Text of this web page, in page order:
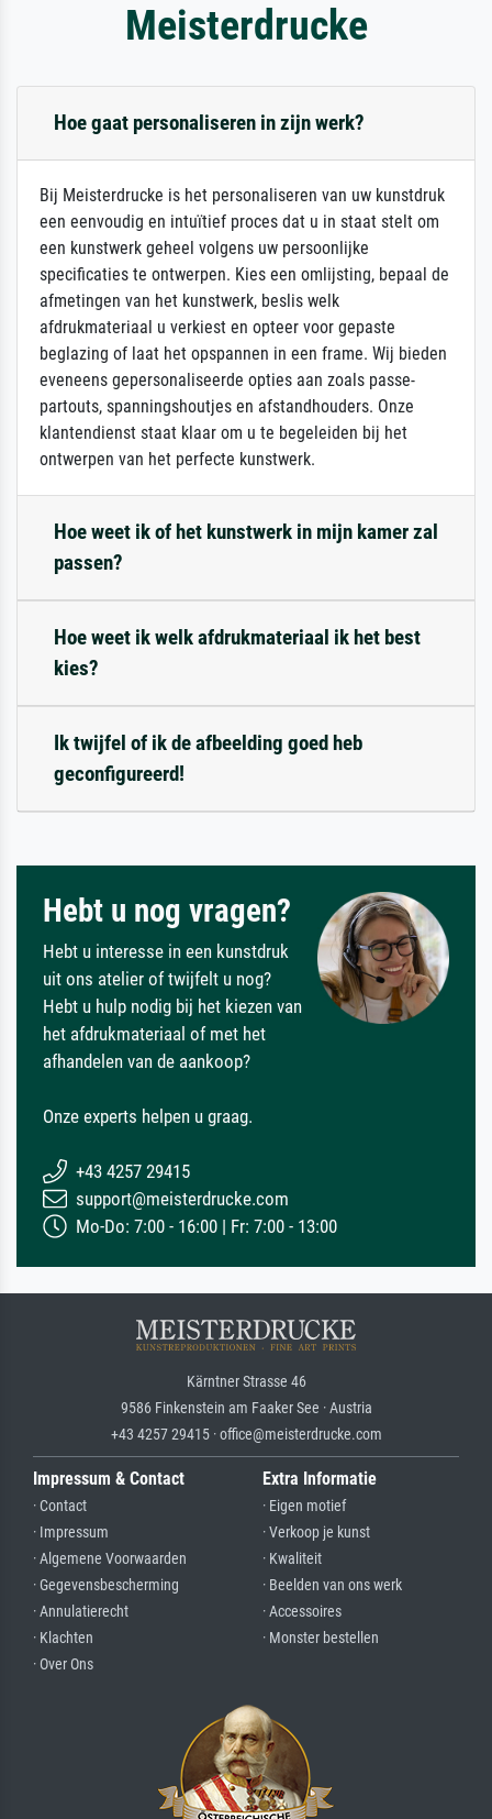
Meisterdrucke
Hoe gaat personaliseren in zijn werk?
Bij Meisterdrucke is het personaliseren van uw kunstdruk
een eenvoudig en intuïtief proces dat u in staat stelt om
een kunstwerk geheel volgens uw persoonlijke
specificaties te ontwerpen. Kies een omlijsting, bepaal de
afmetingen van het kunstwerk, beslis welk
afdrukmateriaal u verkiest en opteer voor gepaste
beglazing of laat het opspannen in een frame. Wij bieden
eveneens gepersonaliseerde opties aan zoals passe-
partouts, spanningshoutjes en afstandhouders. Onze
klantendienst staat klaar om u te begeleiden bij het
ontwerpen van het perfecte kunstwerk.
Hoe weet ik of het kunstwerk in mijn kamer zal
passen?
Hoe weet ik welk afdrukmateriaal ik het best
kies?
Ik twijfel of ik de afbeelding goed heb
geconfigureerd!
Hebt u nog vragen?
Hebt u interesse in een kunstdruk
uit ons atelier of twijfelt u nog?
Hebt u hulp nodig bij het kiezen van
het afdrukmateriaal of met het
afhandelen van de aankoop?
Onze experts helpen u graag.
+43 4257 29415
support@meisterdrucke.com
Mo-Do: 7:00 - 16:00 | Fr: 7:00 - 13:00
Kärntner Strasse 46
9586 Finkenstein am Faaker See · Austria
+43 4257 29415 · office@meisterdrucke.com
Impressum & Contact
· Contact
· Impressum
· Algemene Voorwaarden
· Gegevensbescherming
· Annulatierecht
· Klachten
· Over Ons
Extra Informatie
· Eigen motief
· Verkoop je kunst
· Kwaliteit
· Beelden van ons werk
· Accessoires
· Monster bestellen